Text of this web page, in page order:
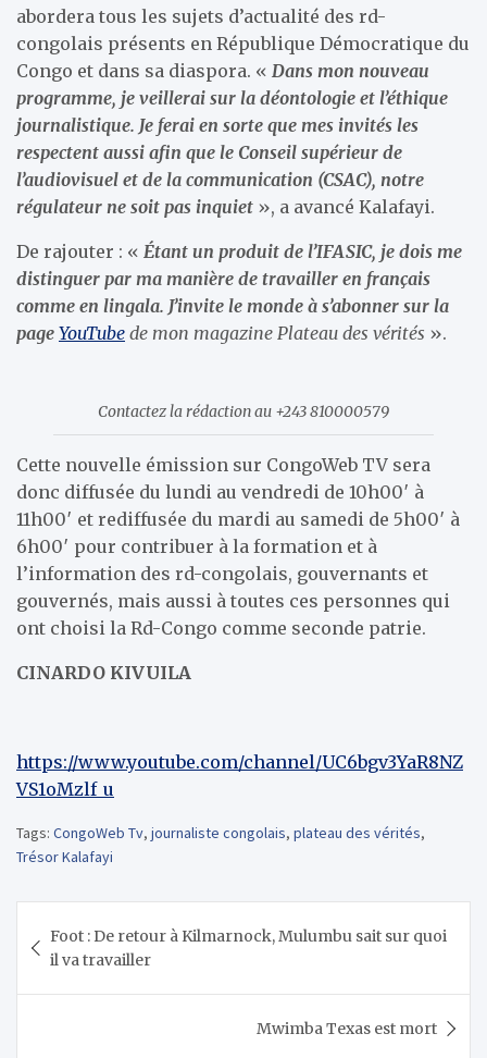
abordera tous les sujets d’actualité des rd-
congolais présents en République Démocratique du
Congo et dans sa diaspora. « Dans mon nouveau
programme, je veillerai sur la déontologie et l’éthique
journalistique. Je ferai en sorte que mes invités les
respectent aussi afin que le Conseil supérieur de
l’audiovisuel et de la communication (CSAC), notre
régulateur ne soit pas inquiet », a avancé Kalafayi.
De rajouter : « Étant un produit de l’IFASIC, je dois me
distinguer par ma manière de travailler en français
comme en lingala. J’invite le monde à s’abonner sur la
page YouTube de mon magazine Plateau des vérités ».
Contactez la rédaction au +243 810000579
Cette nouvelle émission sur CongoWeb TV sera
donc diffusée du lundi au vendredi de 10h00′ à
11h00′ et rediffusée du mardi au samedi de 5h00′ à
6h00′ pour contribuer à la formation et à
l’information des rd-congolais, gouvernants et
gouvernés, mais aussi à toutes ces personnes qui
ont choisi la Rd-Congo comme seconde patrie.
CINARDO KIVUILA
https://www.youtube.com/channel/UC6bgv3YaR8NZ
VS1oMzlf_u
Tags: CongoWeb Tv, journaliste congolais, plateau des vérités,
Trésor Kalafayi
de
l’article
Foot : De retour à Kilmarnock, Mulumbu sait sur quoi
il va travailler
Mwimba Texas est mort